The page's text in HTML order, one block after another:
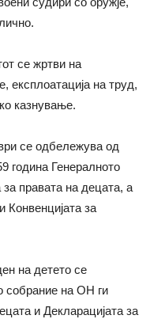
се жртви на
експлоатација на труд,
казнување.
се одбележува од
година Генералното
правата на децата, а
Конвенцијата за
на детето се
собрание на ОН ги
и Декларацијата за